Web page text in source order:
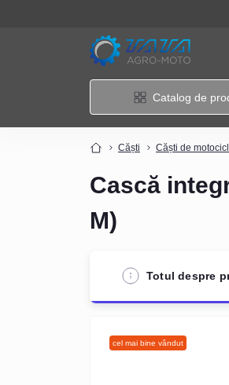
Catalog de
Căști Căști de
Cască
M)
Totul despre
cel mai bine vândut